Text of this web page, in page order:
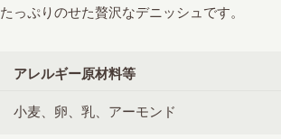
たっぷりのせた贅沢なデニッシュです。
アレルギー原材料等
小麦、卵、乳、アーモンド